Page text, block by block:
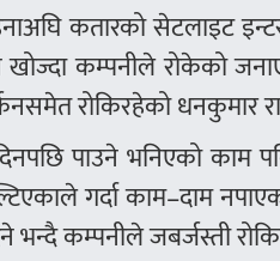
कतारको सेटलाइट
कम्पनीले रोकेको
रोकिरहेको धनकुमार
पाउने भनिएको काम
गर्दा काम–दाम
भन्दै कम्पनीले जबर्जस्ती